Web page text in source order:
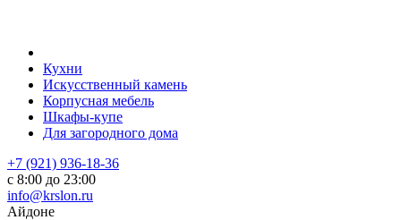
Кухни
Искусственный камень
Корпусная мебель
Шкафы-купе
Для загородного дома
+7 (921) 936-18-36
с 8:00 до 23:00
info@krslon.ru
Айдоне